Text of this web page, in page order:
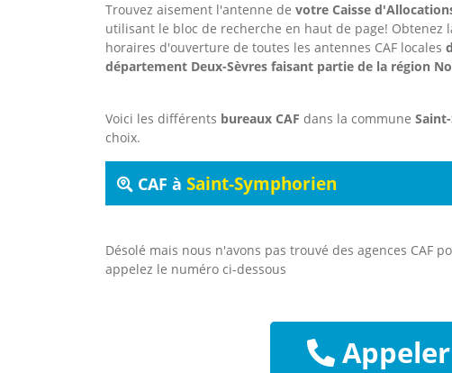
Trouvez aisement l'antenne de votre Caisse
utilisant le bloc de recherche en haut de page! Obtenez
horaires d'ouverture de toutes les antennes CAF locales
département Deux-Sèvres faisant partie de la région
Voici les différents bureaux CAF dans la commune
choix.
CAF à Saint-Symphorien
Désolé mais nous n'avons pas trouvé des agences CAF
appelez le numéro ci-dessous